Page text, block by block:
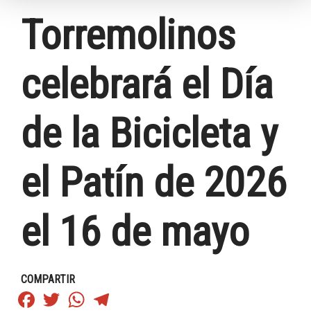
Torremolinos
celebrará el Día
de la Bicicleta y
el Patín de 2026
el 16 de mayo
COMPARTIR
FacebookTwitterWhatsApp